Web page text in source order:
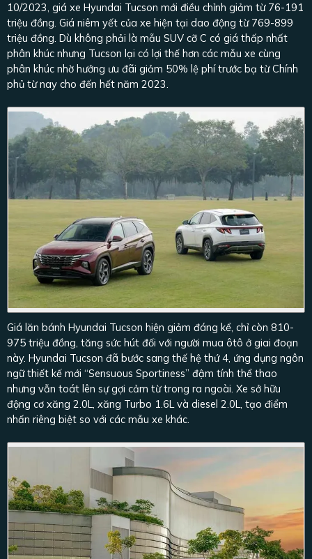
10/2023, giá xe Hyundai Tucson mới điều chỉnh giảm từ 76-191
triệu đồng. Giá niêm yết của xe hiện tại dao động từ 769-899
triệu đồng. Dù không phải là mẫu SUV cỡ C có giá thấp nhất
phân khúc nhưng Tucson lại có lợi thế hơn các mẫu xe cùng
phân khúc nhờ hưởng ưu đãi giảm 50% lệ phí trước bạ từ Chính
phủ từ nay cho đến hết năm 2023.
Giá lăn bánh Hyundai Tucson hiện giảm đáng kể, chỉ còn 810-
975 triệu đồng, tăng sức hút đối với người mua ôtô ở giai đoạn
này. Hyundai Tucson đã bước sang thế hệ thứ 4, ứng dụng ngôn
ngữ thiết kế mới “Sensuous Sportiness” đậm tính thể thao
nhưng vẫn toát lên sự gợi cảm từ trong ra ngoài. Xe sở hữu
động cơ xăng 2.0L, xăng Turbo 1.6L và diesel 2.0L, tạo điểm
nhấn riêng biệt so với các mẫu xe khác.